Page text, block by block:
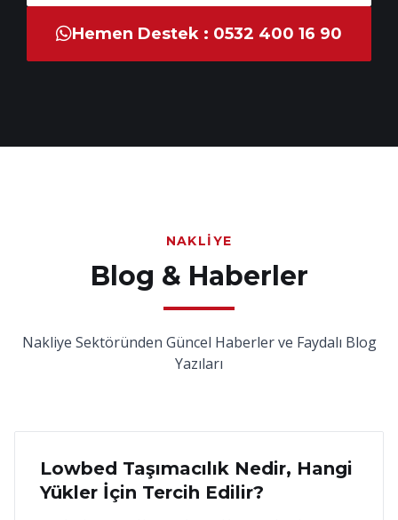
Hemen Destek : 0532 400 16 90
NAKLIYE
Blog & Haberler
Nakliye Sektöründen Güncel Haberler ve Faydalı Blog
Yazıları
18 Haziran 2026
Lowbed Taşımacılık Nedir, Hangi
Yükler İçin Tercih Edilir?